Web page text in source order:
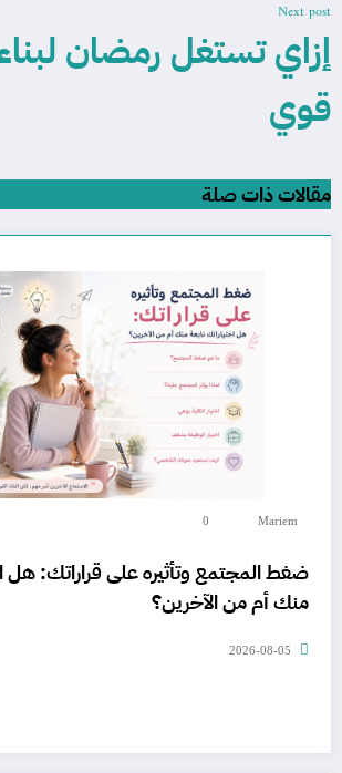
Next post
إزاي تستغل رمضان
قوي
مقالات ذات صلة
Mariem
0
ضغط المجتمع وتأثيره على قراراتك: هل
منك أم من الآخرين؟
2026-08-05